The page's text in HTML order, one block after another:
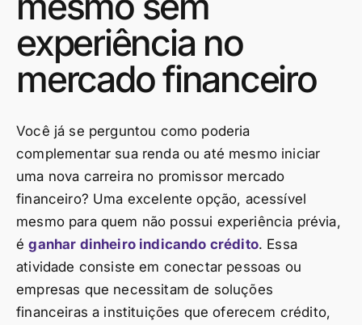
experiência no
mercado financeiro
Você já se perguntou como poderia
complementar sua renda ou até mesmo iniciar
uma nova carreira no promissor mercado
financeiro? Uma excelente opção, acessível
mesmo para quem não possui experiência prévia,
éganhar dinheiro indicando crédito. Essa
atividade consiste em conectar pessoas ou
empresas que necessitam de soluções
financeiras a instituições que oferecem crédito,